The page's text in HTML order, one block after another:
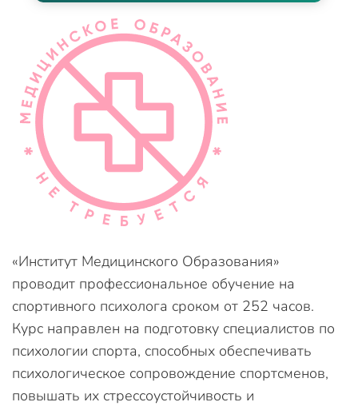
«Институт Медицинского Образования»
проводит профессиональное обучение на
спортивного психолога сроком от 252 часов.
Курс направлен на подготовку специалистов по
психологии спорта, способных обеспечивать
психологическое сопровождение спортсменов,
повышать их стрессоустойчивость и